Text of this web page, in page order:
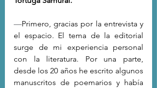
—Primero, gracias por la entrevista y
el espacio. El tema de la editorial
surge de mi experiencia personal
con la literatura. Por una parte,
desde los 20 años he escrito algunos
manuscritos de poemarios y había